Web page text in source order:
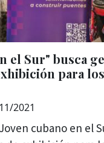
el Sur" busca
para
2021
cubano en el